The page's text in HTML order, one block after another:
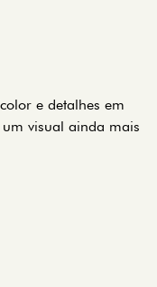
e detalhes em
visual ainda mais